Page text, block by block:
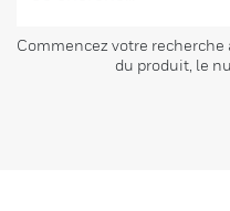
Commencez votre recherche
du produit, le